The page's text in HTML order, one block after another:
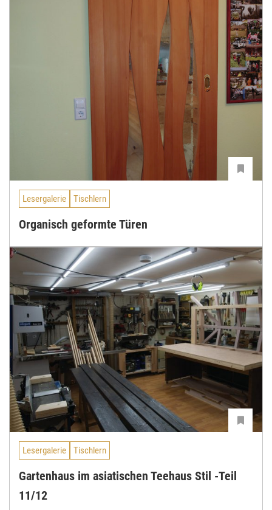
Lesergalerie Tischlern
Organisch geformte Türen
Lesergalerie Tischlern
Gartenhaus im asiatischen Teehaus Stil -Teil
11/12